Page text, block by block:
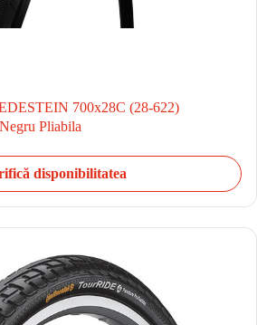
700x28C (28-622)
Pliabila
disponibilitatea